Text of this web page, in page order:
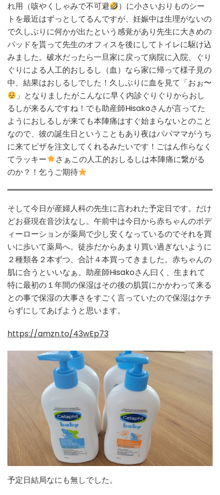
れ用（咳やくしゃみで不可避
）に小さいおりものシー
トを最近はずっとしてるんですが、妊娠中は生理がないの
で久しぶりに何かが出たという感覚があり先生に大きめの
パッドを貰って先生のオフィスを後にしてトイレに駆け込
みました。破水だったら一旦家に戻って病院に入院、ぐり
ぐりによる人工的おしるし（血）なら家に帰って様子見の
中、結果はおしるしでした！久しぶりに血を見て「おぉ〜
」となりましたがこんなに早く内診ぐりぐりからおし
るしが来るんですね！でも助産師Hisakoさんが言ってた
ようにおしるしが来ても本陣痛はすぐ始まらないとのこと
なので、彼の誕生日ということもあり夜はパパママがうち
に来てピザを注文してくれるみたいです！ごはん作らなく
てラッキー
さぁこの人工的おしるしは本陣痛に繋がる
のか？！乞うご期待
そして今日が産婦人科の先生に言われた予定日です。だけ
どお昼現在音沙汰なし。午前中は今日から赤ちゃんのボデ
ィーローションが薬局で少し安くなっているのでそれを買
いに歩いて薬局へ。徒歩だからあまり買い過ぎないように
２種類各２本ずつ、合計４本買ってきました。赤ちゃんの
肌に合うといいなぁ。助産師Hisakoさん曰く、生まれて
特に最初の１年間の保湿はその後の肌質にかかわって来る
との事で保湿の大事さをすごく言っていたので保湿はケチ
らずにしてあげようと思います。
https://amzn.to/43wEp73
予定日結局なにも無しでした。